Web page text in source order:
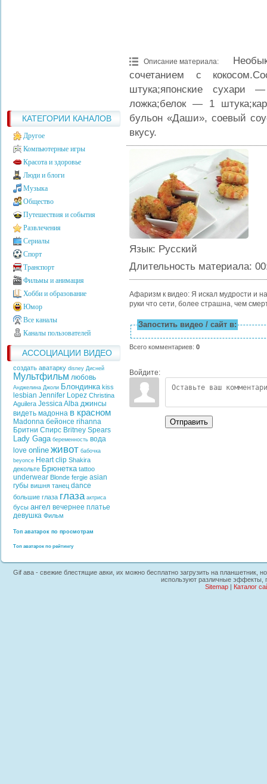
КАТЕГОРИИ КАНАЛОВ
Другое
Компьютерные игры
Красота и здоровье
Люди и блоги
Музыка
Общество
Путешествия и события
Развлечения
Сериалы
Спорт
Транспорт
Фильмы и анимация
Хобби и образование
Юмор
Все каналы
Каналы пользователей
АССОЦИАЦИИ ВИДЕО
создать аватарку disney Дисней
Мультфильм любовь
Анджелина Джоли Блондинка kiss
lesbian Jennifer Lopez Christina
Aguilera Jessica Alba джинсы
видеть мадонна в красном
Madonna бейонсе rihanna
Бритни Спирс Britney Spears
Lady Gaga беременность вода
love online живот бабочка
beyonce Heart clip Shakira
декольте Брюнетка tattoo
underwear Blonde fergie asian
губы вишня танец dance
большие глаза глаза актриса
бусы ангел вечернее платье
девушка Фильм
Топ аватарок по просмотрам
Топ аватарок по рейтингу
Описание материала:
сочетанием с
штука;японские
ложка;белок — 1
бульон «Даши», соевый
вкусу.
Язык: Русский
Длительность материала:
Афаризм к видео: Я искал мудрости и
руки что сети, более страшна, чем
Запостить видео / сайт в:
Всего комментариев: 0
Войдите:
Отправить
Gif ава - свежие блестящие авки, их можно бесплатно загрузить на планшетник,
используют различные эффекты,
Sitemap| Каталог